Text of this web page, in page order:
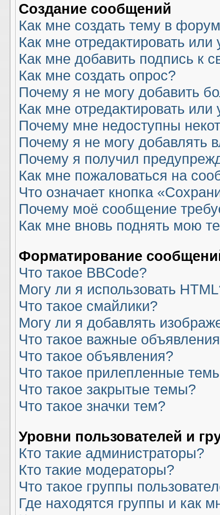
Создание сообщений
Как мне создать тему в
Как мне отредактировать
Как мне добавить подпись к
Как мне создать опрос?
Почему я не могу добавить
Как мне отредактировать или
Почему мне недоступны
Почему я не могу добавлять
Почему я получил
Как мне пожаловаться на
Что означает кнопка
Почему моё сообщение
Как мне вновь поднять мою
Форматирование
Что такое BBCode?
Могу ли я использовать
Что такое смайлики?
Могу ли я добавлять
Что такое важные
Что такое объявления?
Что такое прилепленные
Что такое закрытые темы?
Что такое значки тем?
Уровни пользователей и
Кто такие администраторы?
Кто такие модераторы?
Что такое группы
Где находятся группы и как